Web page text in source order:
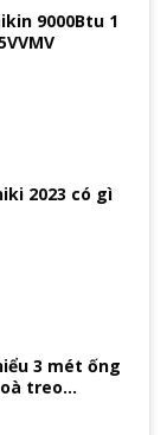
9000Btu 1
2023 có gì
3 mét ống
treo